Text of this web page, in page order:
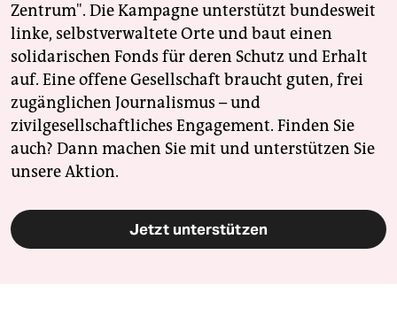
Zentrum". Die Kampagne unterstützt bundesweit
linke, selbstverwaltete Orte und baut einen
solidarischen Fonds für deren Schutz und Erhalt
auf. Eine offene Gesellschaft braucht guten, frei
zugänglichen Journalismus – und
zivilgesellschaftliches Engagement. Finden Sie
auch? Dann machen Sie mit und unterstützen Sie
unsere Aktion.
Jetzt unterstützen